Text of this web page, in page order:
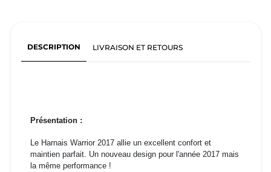
DESCRIPTION LIVRAISON ET RETOURS
Présentation :
Le Harnais Warrior 2017 allie un excellent confort et
maintien parfait. Un nouveau design pour l'année 2017 mais
la même performance !